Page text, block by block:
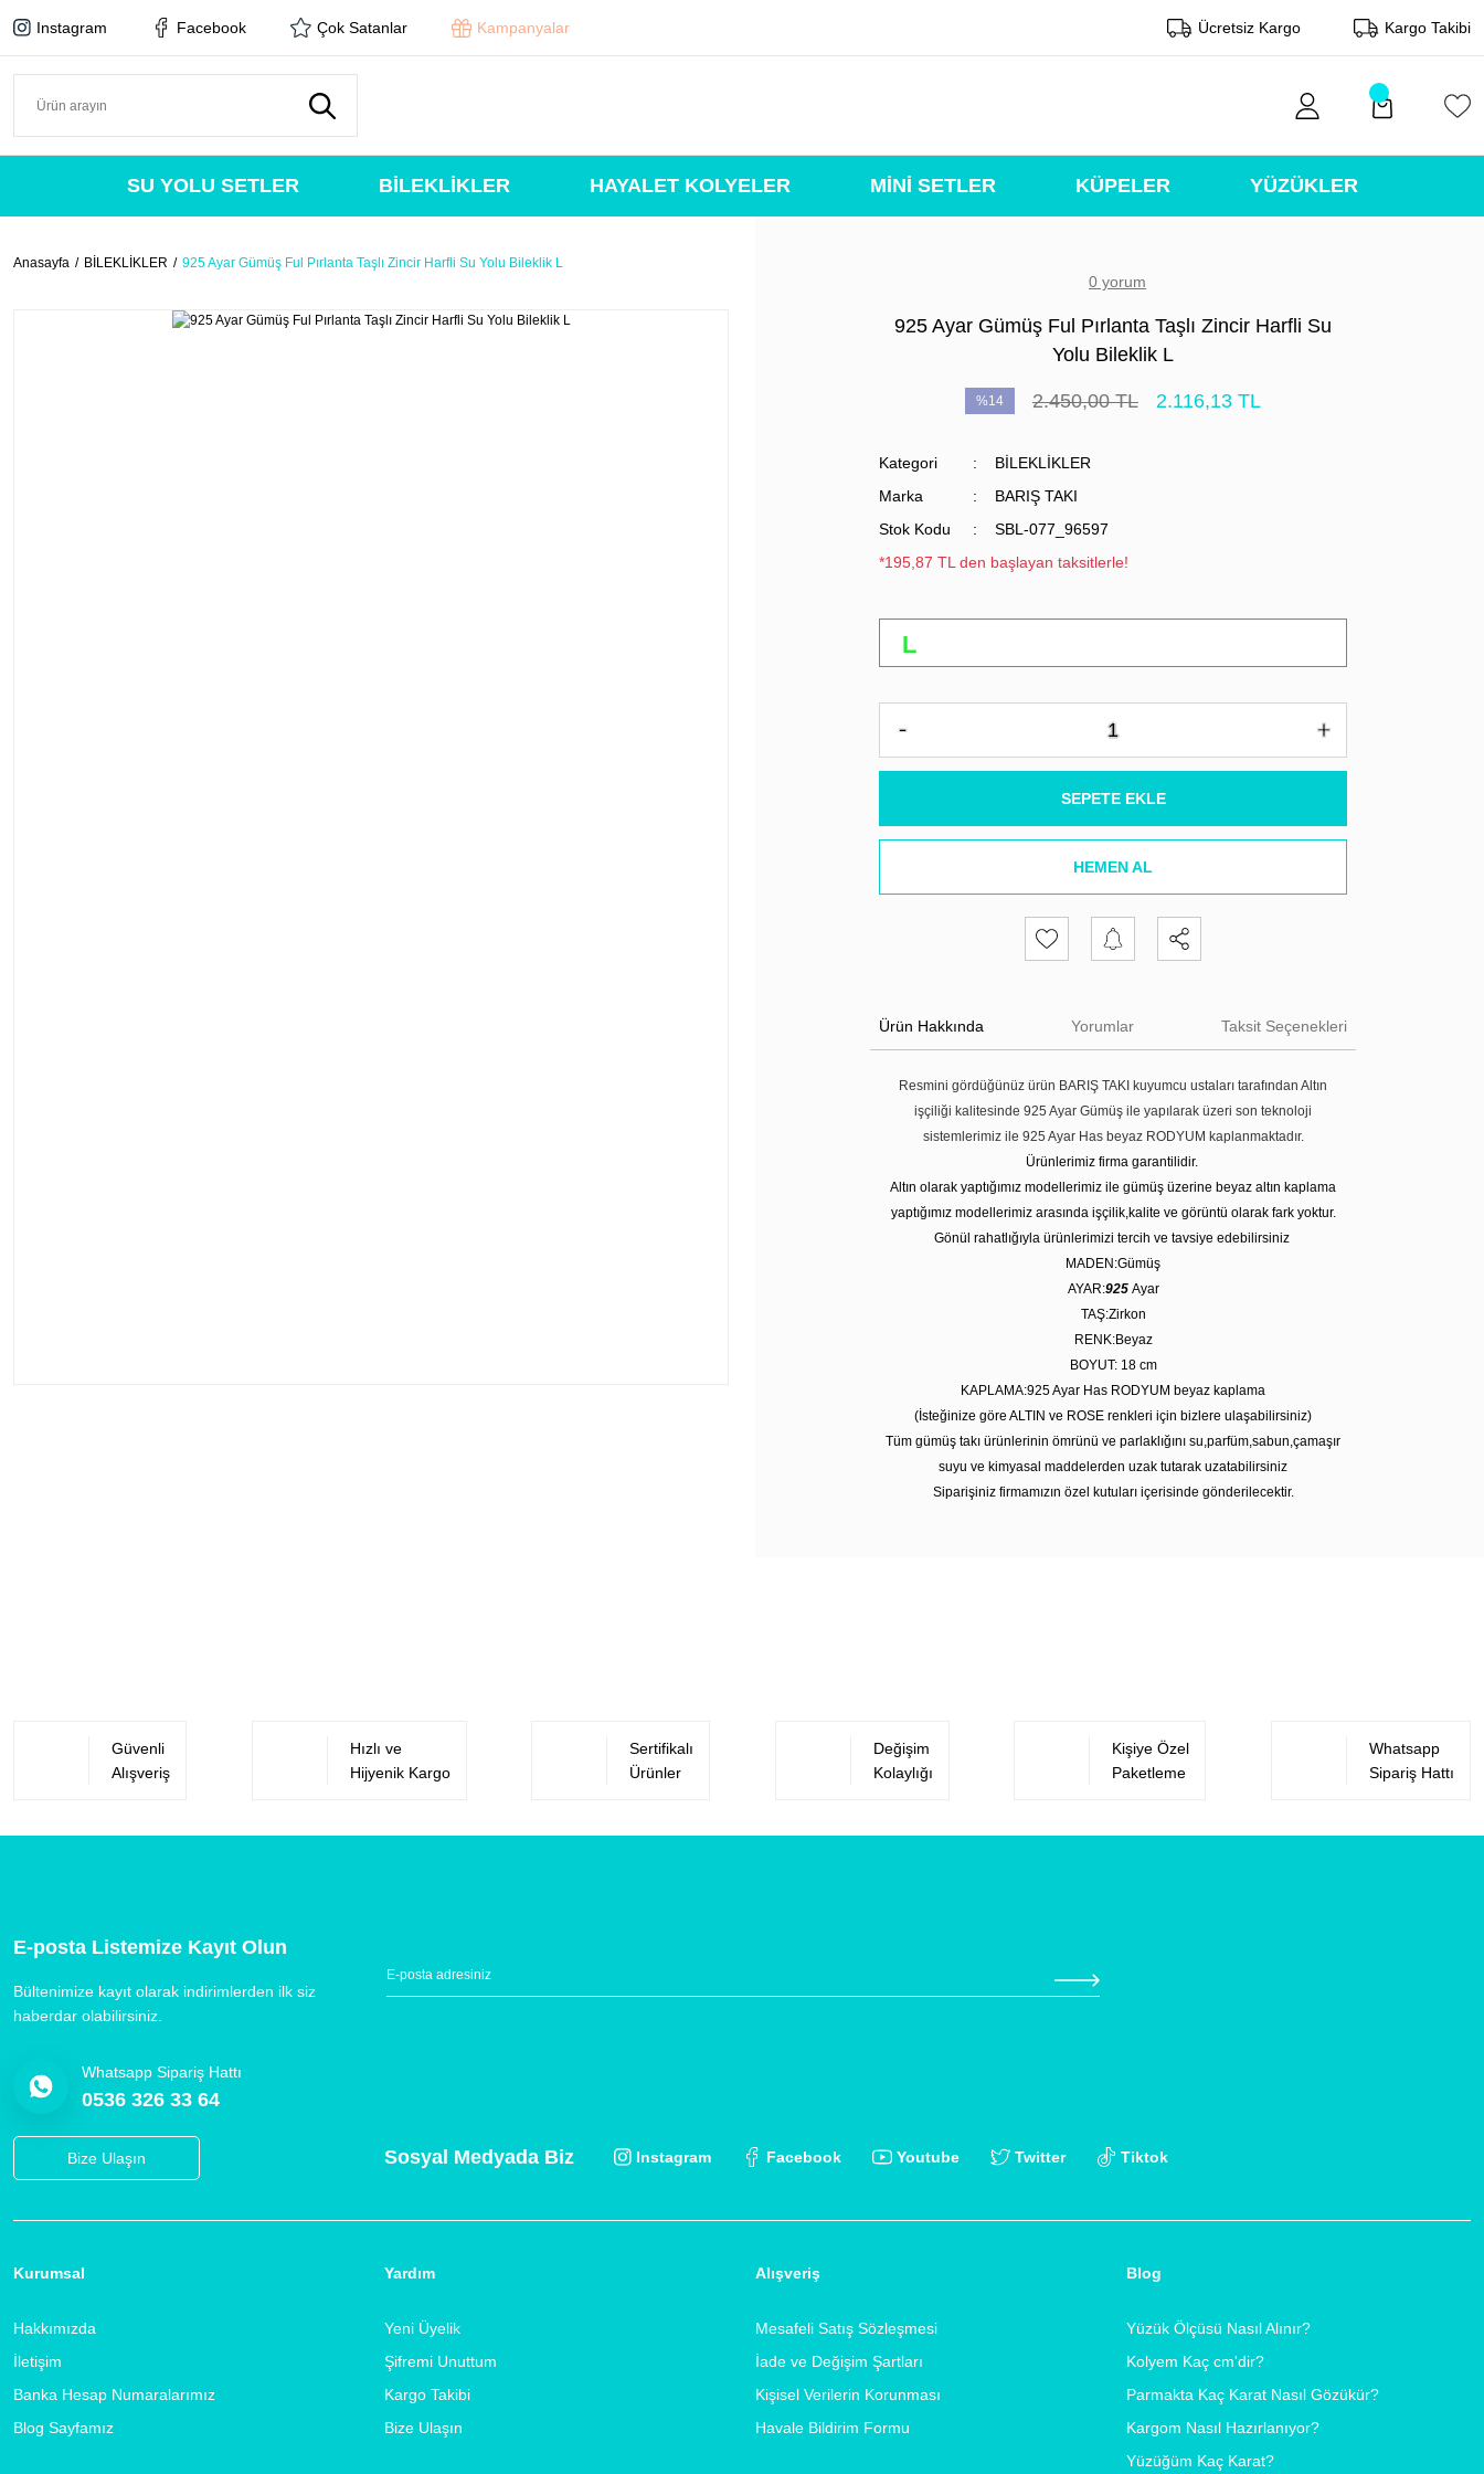
Instagram Facebook Çok Satanlar Kampanyalar Ücretsiz Kargo Kargo Takibi
SU YOLU SETLER BİLEKLİKLER HAYALET KOLYELER MİNİ SETLER KÜPELER YÜZÜKLER
Anasayfa BİLEKLİKLER 925 Ayar Gümüş Ful Pırlanta Taşlı Zincir Harfli Su Yolu Bileklik L
0 yorum
925 Ayar Gümüş Ful Pırlanta Taşlı Zincir Harfli Su
Yolu Bileklik L
%14 2.450,00 TL 2.116,13 TL
Kategori
BİLEKLİKLER
Marka
BARIŞ TAKI
Stok Kodu
SBL-077_96597
*195,87 TL den başlayan taksitlerle!
SEPETE EKLE
HEMEN AL
Ürün Hakkında Yorumlar Taksit Seçenekleri
Resmini gördüğünüz ürün BARIŞ TAKI kuyumcu ustaları tarafından Altın
işçiliği kalitesinde 925 Ayar Gümüş ile yapılarak üzeri son teknoloji
sistemlerimiz ile 925 Ayar Has beyaz RODYUM kaplanmaktadır.
Ürünlerimiz firma garantilidir.
Altın olarak yaptığımız modellerimiz ile gümüş üzerine beyaz altın kaplama
yaptığımız modellerimiz arasında işçilik,kalite ve görüntü olarak fark yoktur.
Gönül rahatlığıyla ürünlerimizi tercih ve tavsiye edebilirsiniz
MADEN:Gümüş
AYAR:925 Ayar
TAŞ:Zirkon
RENK:Beyaz
BOYUT: 18 cm
KAPLAMA:925 Ayar Has RODYUM beyaz kaplama
(İsteğinize göre ALTIN ve ROSE renkleri için bizlere ulaşabilirsiniz)
Tüm gümüş takı ürünlerinin ömrünü ve parlaklığını su,parfüm,sabun,çamaşır
suyu ve kimyasal maddelerden uzak tutarak uzatabilirsiniz
Siparişiniz firmamızın özel kutuları içerisinde gönderilecektir.
Güvenli
Alışveriş
Hızlı ve
Hijyenik Kargo
Sertifikalı
Ürünler
Değişim
Kolaylığı
Kişiye Özel
Paketleme
Whatsapp
Sipariş Hattı
E-posta Listemize Kayıt Olun
Bültenimize kayıt olarak indirimlerden ilk siz
haberdar olabilirsiniz.
Whatsapp Sipariş Hattı
0536 326 33 64
Bize Ulaşın Sosyal Medyada Biz Instagram Facebook Youtube Twitter Tiktok
Kurumsal
Hakkımızda
İletişim
Banka Hesap Numaralarımız
Blog Sayfamız
Yardım
Yeni Üyelik
Şifremi Unuttum
Kargo Takibi
Bize Ulaşın
Alışveriş
Mesafeli Satış Sözleşmesi
İade ve Değişim Şartları
Kişisel Verilerin Korunması
Havale Bildirim Formu
Blog
Yüzük Ölçüsü Nasıl Alınır?
Kolyem Kaç cm'dir?
Parmakta Kaç Karat Nasıl Gözükür?
Kargom Nasıl Hazırlanıyor?
Yüzüğüm Kaç Karat?